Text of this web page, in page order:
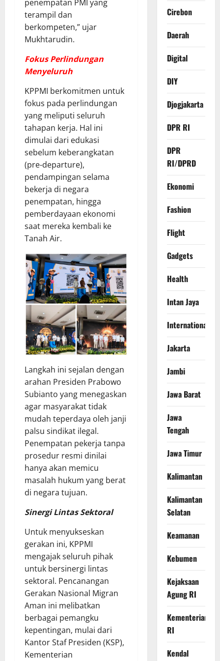
penempatan PMI yang
terampil dan
berkompeten,” ujar
Mukhtarudin.
Fokus Perlindungan
Menyeluruh
KPPMI berkomitmen untuk
fokus pada perlindungan
yang meliputi seluruh
tahapan kerja. Hal ini
dimulai dari edukasi
sebelum keberangkatan
(pre-departure),
pendampingan selama
bekerja di negara
penempatan, hingga
pemberdayaan ekonomi
saat mereka kembali ke
Tanah Air.
Langkah ini sejalan dengan
arahan Presiden Prabowo
Subianto yang menegaskan
agar masyarakat tidak
mudah teperdaya oleh janji
palsu sindikat ilegal.
Penempatan pekerja tanpa
prosedur resmi dinilai
hanya akan memicu
masalah hukum yang berat
di negara tujuan.
Sinergi Lintas Sektoral
Untuk menyukseskan
gerakan ini, KPPMI
mengajak seluruh pihak
untuk bersinergi lintas
sektoral. Pencanangan
Gerakan Nasional Migran
Aman ini melibatkan
berbagai pemangku
kepentingan, mulai dari
Kantor Staf Presiden (KSP),
Kementerian
Cirebon
Daerah
Digital
DIY
Djogjakarta
DPR RI
DPR
RI/DPRD
Ekonomi
Fashion
Flight
Gadgets
Health
Intan Jaya
International
Jakarta
Jambi
Jawa Barat
Jawa
Tengah
Jawa Timur
Kalimantan
Kalimantan
Selatan
Keamanan
Kebumen
Kejaksaan
Agung RI
Kementerian
RI
Kendal